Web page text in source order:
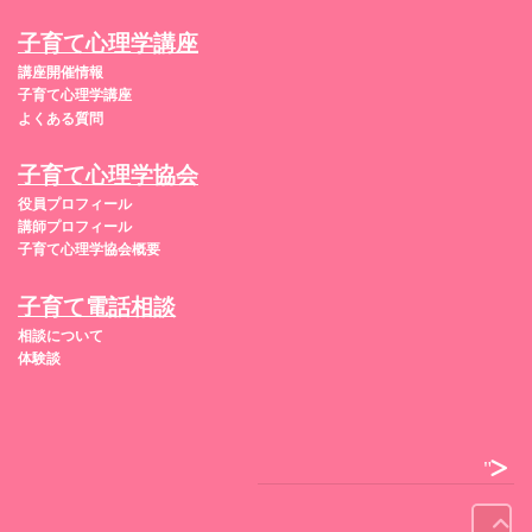
子育て心理学講座
講座開催情報
子育て心理学講座
よくある質問
子育て心理学協会
役員プロフィール
講師プロフィール
子育て心理学協会概要
子育て電話相談
相談について
体験談
">